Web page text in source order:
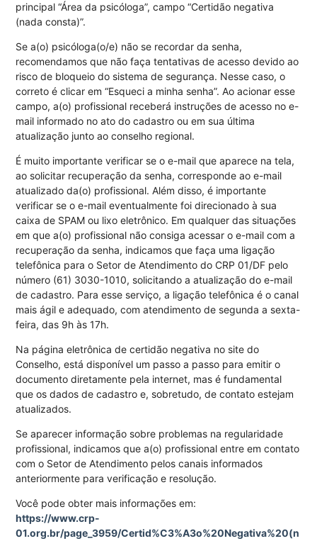
principal “Área da psicóloga”, campo “Certidão negativa
(nada consta)”.
Se a(o) psicóloga(o/e) não se recordar da senha,
recomendamos que não faça tentativas de acesso devido ao
risco de bloqueio do sistema de segurança. Nesse caso, o
correto é clicar em “Esqueci a minha senha”. Ao acionar esse
campo, a(o) profissional receberá instruções de acesso no e-
mail informado no ato do cadastro ou em sua última
atualização junto ao conselho regional.
É muito importante verificar se o e-mail que aparece na tela,
ao solicitar recuperação da senha, corresponde ao e-mail
atualizado da(o) profissional. Além disso, é importante
verificar se o e-mail eventualmente foi direcionado à sua
caixa de SPAM ou lixo eletrônico. Em qualquer das situações
em que a(o) profissional não consiga acessar o e-mail com a
recuperação da senha, indicamos que faça uma ligação
telefônica para o Setor de Atendimento do CRP 01/DF pelo
número (61) 3030-1010, solicitando a atualização do e-mail
de cadastro. Para esse serviço, a ligação telefônica é o canal
mais ágil e adequado, com atendimento de segunda a sexta-
feira, das 9h às 17h.
Na página eletrônica de certidão negativa no site do
Conselho, está disponível um passo a passo para emitir o
documento diretamente pela internet, mas é fundamental
que os dados de cadastro e, sobretudo, de contato estejam
atualizados.
Se aparecer informação sobre problemas na regularidade
profissional, indicamos que a(o) profissional entre em contato
com o Setor de Atendimento pelos canais informados
anteriormente para verificação e resolução.
Você pode obter mais informações em:
https://www.crp-
01.org.br/page_3959/Certid%C3%A3o%20Negativa%20(n